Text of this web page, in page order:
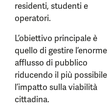
residenti, studenti e
operatori.
L’obiettivo principale è
quello di gestire l’enorme
afflusso di pubblico
riducendo il più possibile
l’impatto sulla viabilità
cittadina.